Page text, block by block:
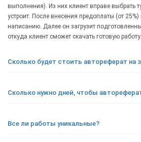
выполнения). Из них клиент вправе выбрать
устроит. После внесения предоплаты (от 25%)
написанию. Далее он загрузит
откуда клиент сможет скачать готовую работу.
Сколько будет стоить автореферат на
Сколько нужно дней, чтобы
Все ли работы уникальные?